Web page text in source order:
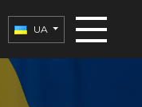
UA